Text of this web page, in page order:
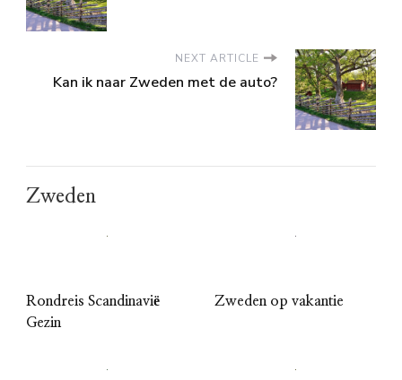
NEXT ARTICLE
Kan ik naar Zweden met de auto?
Zweden
Rondreis Scandinavië
Gezin
Zweden op vakantie